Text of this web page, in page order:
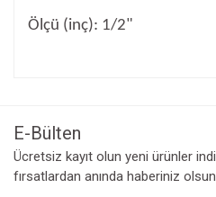
Ölçü (inç): 1/2"
Ürün resmi kalitesiz, bozuk
Ürün açıklamasında eksik
E-Bülten
Ücretsiz kayıt olun yeni ürünler
fırsatlardan anında haberiniz